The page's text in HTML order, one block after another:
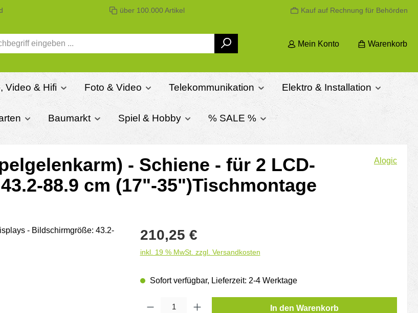
über 100.000 Artikel Kauf auf Rechnung für Behörden
Mein Konto Warenkorb
Video & Hifi Foto & Video Telekommunikation Elektro & Installation
Baumarkt Spiel & Hobby % SALE %
- Schiene - für 2 LCD-
88.9 cm (17"-35")Tischmontage
Alogic
Regulärer Preis:
210,25 €
inkl. 19 % MwSt. zzgl. Versandkosten
Sofort verfügbar, Lieferzeit: 2-4 Werktage
Produkt Anzahl: Gib den gewünschten Wert ein oder benutze die Schaltflächen um
In den Warenkorb